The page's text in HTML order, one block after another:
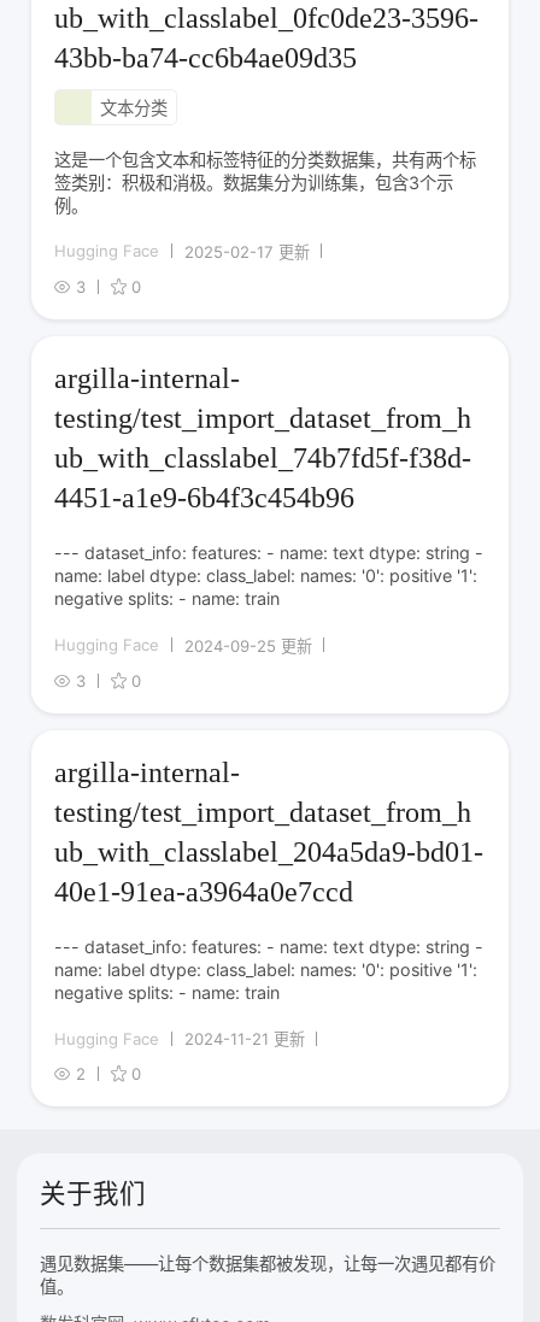
ub_with_classlabel_0fc0de23-3596-
43bb-ba74-cc6b4ae09d35
文本分类
这是一个包含文本和标签特征的分类数据集，共有两个标
签类别：积极和消极。数据集分为训练集，包含3个示
例。
Hugging Face
2025-02-17 更新
3
0
argilla-internal-
testing/test_import_dataset_from_h
ub_with_classlabel_74b7fd5f-f38d-
4451-a1e9-6b4f3c454b96
--- dataset_info: features: - name: text dtype: string -
name: label dtype: class_label: names: '0': positive '1':
negative splits: - name: train
Hugging Face
2024-09-25 更新
3
0
argilla-internal-
testing/test_import_dataset_from_h
ub_with_classlabel_204a5da9-bd01-
40e1-91ea-a3964a0e7ccd
--- dataset_info: features: - name: text dtype: string -
name: label dtype: class_label: names: '0': positive '1':
negative splits: - name: train
Hugging Face
2024-11-21 更新
2
0
关于我们
遇见数据集——让每个数据集都被发现，让每一次遇见都有价
值。